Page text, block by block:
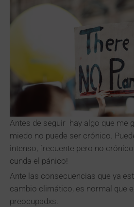
Antes de seguir hay algo que me
miedo no puede ser crónico.
intenso, frecuente pero no
cunda el pánico!
Ante las consecuencias que ya
cambio climático, es normal que
preocupadxs.